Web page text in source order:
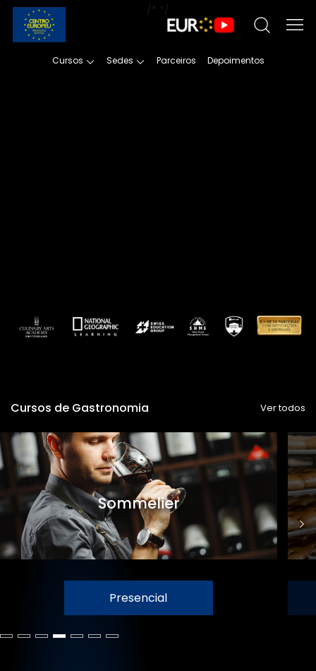
Cursos Sedes Parceiros Depoimentos
/* */
Cursos de Gastronomia Ver todos
Sommelier
Presencial